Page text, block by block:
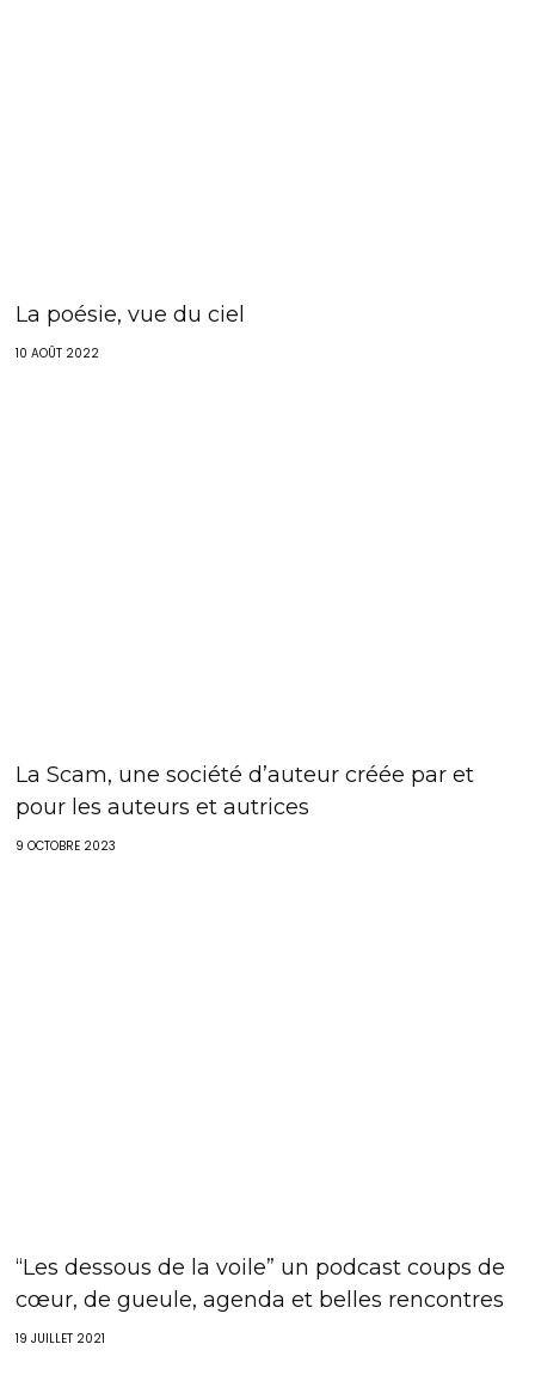
La poésie, vue du ciel
10 AOÛT 2022
La Scam, une société d’auteur créée par et
pour les auteurs et autrices
9 OCTOBRE 2023
“Les dessous de la voile” un podcast coups de
cœur, de gueule, agenda et belles rencontres
19 JUILLET 2021